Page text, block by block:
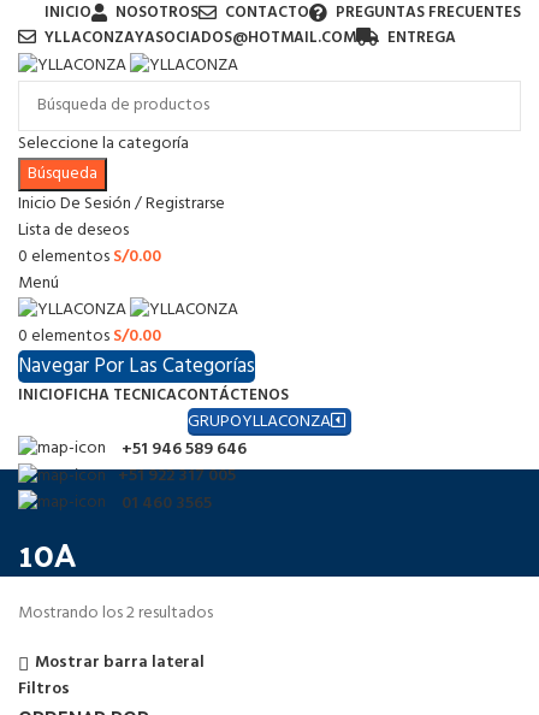
INICIO NOSOTROS CONTACTO
PREGUNTAS FRECUENTES
YLLACONZAYASOCIADOS@HOTMAIL.COM
ENTREGA
Seleccione la categoría
Búsqueda
Inicio De Sesión / Registrarse
Lista de deseos
0elementosS/0.00
Menú
0elementosS/0.00
Navegar Por Las Categorías
INICIOFICHA TECNICACONTÁCTENOS
GRUPOYLLACONZA
+51 946 589 646
+51 922 317 005
01 460 3565
10A
Mostrando los 2 resultados
Mostrar barra lateral
Filtros